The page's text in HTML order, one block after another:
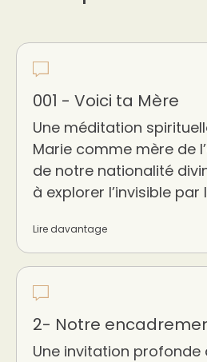
001 - Voici ta Mère
Une méditation
Marie comme mère de
de notre nationalité
à explorer l’invisible par
Lire davantage
2- Notre
Une invitation profonde